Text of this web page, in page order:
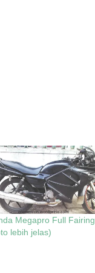
Megapro Full Fairing
lebih jelas)